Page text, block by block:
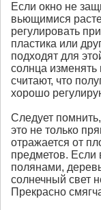
Если окно не
вьющимися
регулировать
пластика или
подходят для
солнца
считают, что
хорошо
Следует
это не только
отражается от
предметов.
полянами,
солнечный свет
Прекрасно